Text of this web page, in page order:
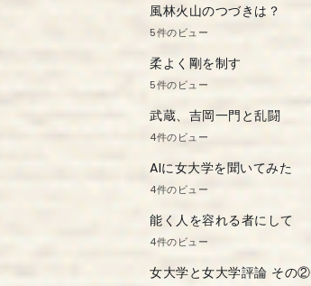
風林火山のつづきは？
5件のビュー
柔よく剛を制す
5件のビュー
武蔵、吉岡一門と乱闘
4件のビュー
AIに女大学を聞いてみた
4件のビュー
能く人を容れる者にして
4件のビュー
女大学と女大学評論 その②